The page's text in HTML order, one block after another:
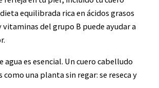
equilibrada rica en ácidos grasos
vitaminas del grupo B puede ayudar a
agua es esencial. Un cuero cabelludo
como una planta sin regar: se reseca y